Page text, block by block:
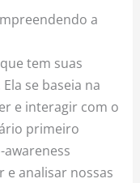
a
tem suas
se baseia na
e interagir com o
primeiro
e analisar nossas